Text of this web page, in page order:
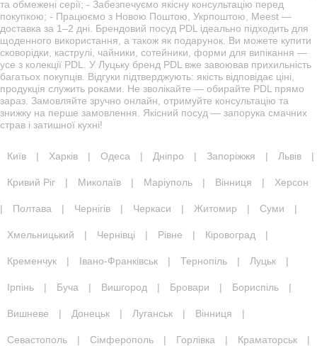
та обмежені серії; - Забезпечуємо якісну консультацію перед
покупкою; - Працюємо з Новою Поштою, Укрпоштою, Meest —
доставка за 1–2 дні. Брендовий посуд PDL ідеально підходить для
щоденного використання, а також як подарунок. Ви можете купити
сковорідки, каструлі, чайники, сотейники, форми для випікання —
усе з колекції PDL. У Луцьку бренд PDL вже завоював прихильність
багатьох покупців. Відгуки підтверджують: якість відповідає ціні,
продукція служить роками. Не зволікайте — обирайте PDL прямо
зараз. Замовляйте зручно онлайн, отримуйте консультацію та
знижку на перше замовлення. Якісний посуд — запорука смачних
страв і затишної кухні!
Київ | Харків | Одеса | Дніпро | Запоріжжя | Львів |
Кривий Ріг | Миколаїв | Маріуполь | Вінниця | Херсон
| Полтава | Чернігів | Черкаси | Житомир | Суми |
Хмельницький | Чернівці | Рівне | Кіровоград |
Кременчук | Івано-Франківськ | Тернопіль | Луцьк |
Ірпінь | Буча | Вишгород | Бровари | Бориспіль |
Вишневе | Донецьк | Луганськ | Вінниця |
Севастополь | Сімферополь | Горлівка | Краматорськ |